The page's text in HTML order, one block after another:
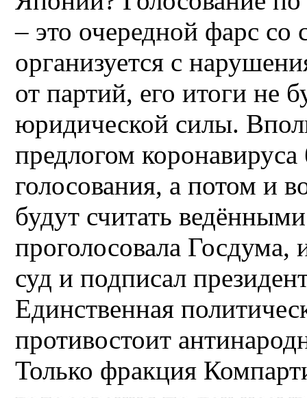
– это очередной фарс
организуется с
от партий, его итоги не
юридической силы.
предлогом
голосования, а потом и
будут считать
проголосовала
суд и подписал
Единственная
противостоит
Только фракция